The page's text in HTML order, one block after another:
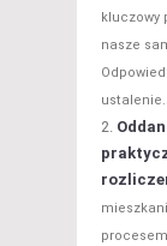
kluczowy
nasze